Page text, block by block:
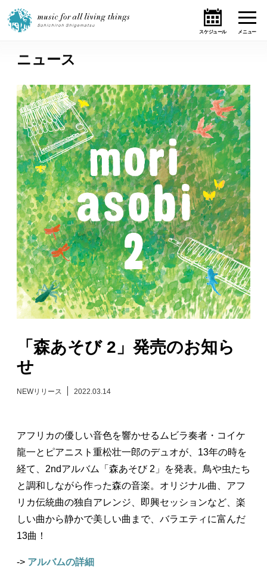
ホーム
ニュース
テーマ
ライブ・スケジュール
作品
オンライン・ショップ
ギャラリー
日々のレポート
プロフィール
演奏依頼
ニュース
「森あそび 2」発売のお知ら
せ
NEWリリース 2022.03.14
アフリカの優しい音色を響かせるムビラ奏者・コイケ
龍一とピアニスト重松壮一郎のデュオが、13年の時を
経て、2ndアルバム「森あそび 2」を発表。鳥や虫たち
と調和しながら作った森の音楽。オリジナル曲、アフ
リカ伝統曲の独自アレンジ、即興セッションなど、楽
しい曲から静かで美しい曲まで、バラエティに富んだ
13曲！
-> アルバムの詳細